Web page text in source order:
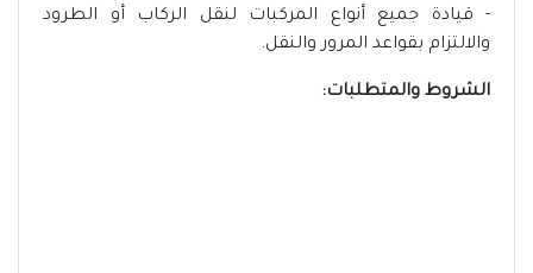
- قيادة جميع أنواع المركبات لنقل الركاب أو الطرود
والالتزام بقواعد المرور والنقل.
الشروط والمتطلبات: